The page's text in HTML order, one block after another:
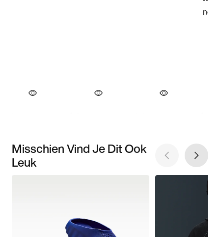
Misschien Vind Je Dit Ook
Leuk